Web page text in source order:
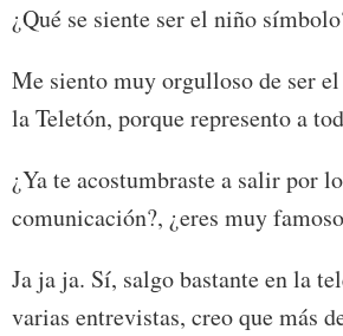
¿Qué se siente ser el niño
Me siento muy orgulloso de ser
la Teletón, porque represento a
¿Ya te acostumbraste a salir por
comunicación?, ¿eres muy
Ja ja ja. Sí, salgo bastante en la
varias entrevistas, creo que más